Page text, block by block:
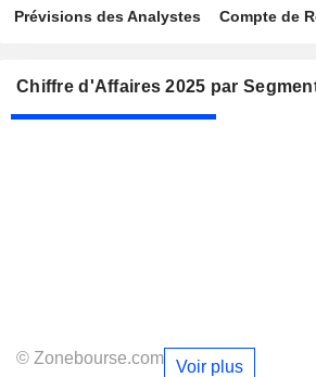
Prévisions des Analystes Compte de
Chiffre d'Affaires 2025 par
© Zonebourse.com Voir plus